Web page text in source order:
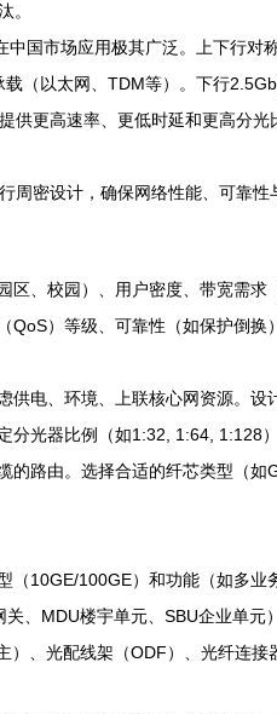
。
中国市场应用极其广泛。上下行对
（以太网、TDM等）。下行
供更高速率、更低时延和更高分
周密设计，确保网络性能、可靠性
区、校园）、用户密度、带宽需
QoS）等级、可靠性（如保护倒换
供电、环境、上联核心网资源。
分光器比例（如1:32, 1:64, 1:128
的路由。选择合适的纤芯类型（
（10GE/100GE）和功能（如多业
关、MDU楼宇单元、SBU企业单
）、光配线架（ODF）、光纤连接